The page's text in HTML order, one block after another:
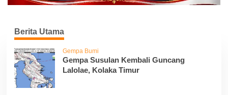
Berita Utama
Gempa Bumi
Gempa Susulan Kembali Guncang
Lalolae, Kolaka Timur